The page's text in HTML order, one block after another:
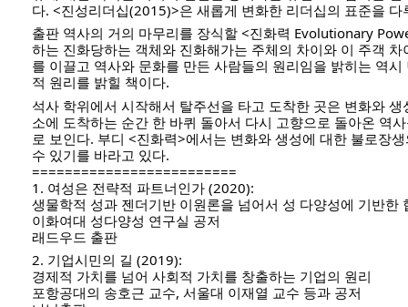
다. <진성리더십(2015)>은 새롭게 변화한 리더십의 표준을
출판 역사의 거의 마무리를 장식할 <진화력 Evolutionary
하는 진화당하는 객체와 진화해가는 주체의 차이와 이 주객
를 이끌고 역사와 문화를 만든 사람들의 원리임을 밝히는 역
적 원리를 밝힐 책이다.
석사 학위에서 시작해서 탈주선을 타고 도착한 곳은 변화와
소에 도착하는 순간 한 바퀴 돌아서 다시 고향으로 돌아온 역
로 보인다. 부디 <진화력>에서는 변화와 생성에 대한 불로장
수 있기를 바라고 있다.
=========================
1. 여성은 전략적 파트너인가 (2020):
생물학적 성과 젠더기반 이원론을 넘어서 성 다양성에 기반한
이화여대 성다양성 연구실 공저
래드우드 출판
2. 기업시민의 길 (2019):
경제적 가치를 넘어 사회적 가치를 창출하는 기업의 원리
포항공대의 송호근 교수, 서울대 이재열 교수 등과 공저